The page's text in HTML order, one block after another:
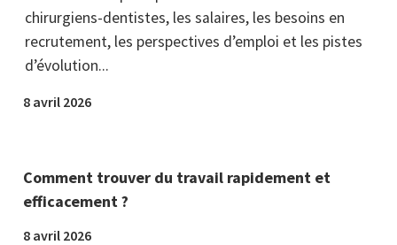
chirurgiens-dentistes, les salaires, les besoins en
recrutement, les perspectives d’emploi et les pistes
d’évolution...
8 avril 2026
Comment trouver du travail rapidement et
efficacement ?
8 avril 2026